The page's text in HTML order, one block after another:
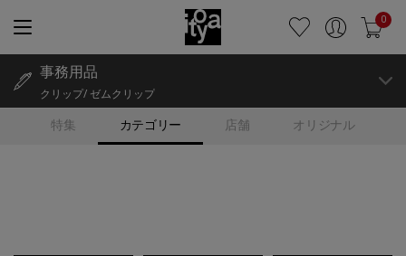
0
特集 カテゴリー 店舗 オリジナル
事務用品
クリップ/ ゼムクリップ